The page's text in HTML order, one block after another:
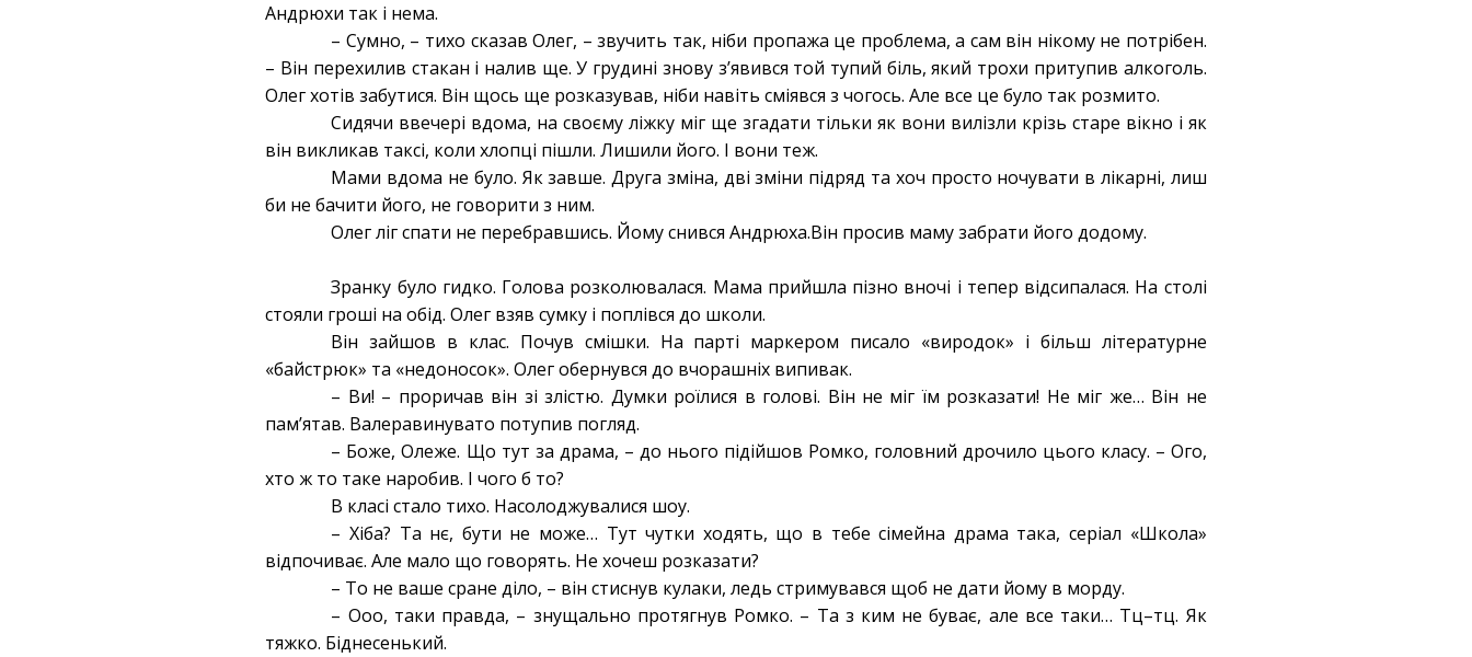
Андрюхи так і нема.
– Сумно, – тихо сказав Олег, – звучить так, ніби пропажа це проблема, а сам він нікому не потрібен.
– Він перехилив стакан і налив ще. У грудині знову з’явився той тупий біль, який трохи притупив алкоголь.
Олег хотів забутися. Він щось ще розказував, ніби навіть сміявся з чогось. Але все це було так розмито.
Сидячи ввечері вдома, на своєму ліжку міг ще згадати тільки як вони вилізли крізь старе вікно і як
він викликав таксі, коли хлопці пішли. Лишили його. І вони теж.
Мами вдома не було. Як завше. Друга зміна, дві зміни підряд та хоч просто ночувати в лікарні, лиш
би не бачити його, не говорити з ним.
Олег ліг спати не перебравшись. Йому снився Андрюха.Він просив маму забрати його додому.
Зранку було гидко. Голова розколювалася. Мама прийшла пізно вночі і тепер відсипалася. На столі
стояли гроші на обід. Олег взяв сумку і поплівся до школи.
Він зайшов в клас. Почув смішки. На парті маркером писало «виродок» і більш літературне
«байстрюк» та «недоносок». Олег обернувся до вчорашніх випивак.
– Ви! – проричав він зі злістю. Думки роїлися в голові. Він не міг їм розказати! Не міг же… Він не
пам’ятав. Валеравинувато потупив погляд.
– Боже, Олеже. Що тут за драма, – до нього підійшов Ромко, головний дрочило цього класу. – Ого,
хто ж то таке наробив. І чого б то?
В класі стало тихо. Насолоджувалися шоу.
– Хіба? Та нє, бути не може… Тут чутки ходять, що в тебе сімейна драма така, серіал «Школа»
відпочиває. Але мало що говорять. Не хочеш розказати?
– То не ваше сране діло, – він стиснув кулаки, ледь стримувався щоб не дати йому в морду.
– Ооо, таки правда, – знущально протягнув Ромко. – Та з ким не буває, але все таки… Тц–тц. Як
тяжко. Біднесенький.